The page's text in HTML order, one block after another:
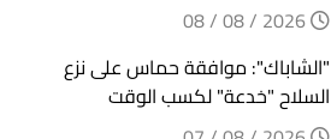
"الشاباك": موافقة حماس على نزع
السلاح "خدعة" لكسب الوقت